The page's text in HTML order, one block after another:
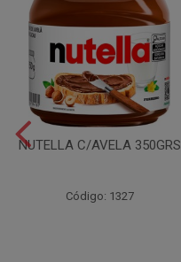
NUTELLA C/AVELA 350GRS
Código: 1327